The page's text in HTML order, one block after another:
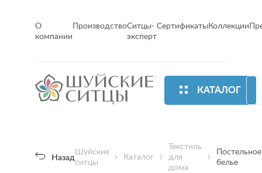
О
компании
ПроизводствоСитцы-
эксперт
СертификатыКоллекции
КАТАЛОГ
НазадШуйские
ситцы
Каталог
Текстиль
для
дома
Постельное
белье